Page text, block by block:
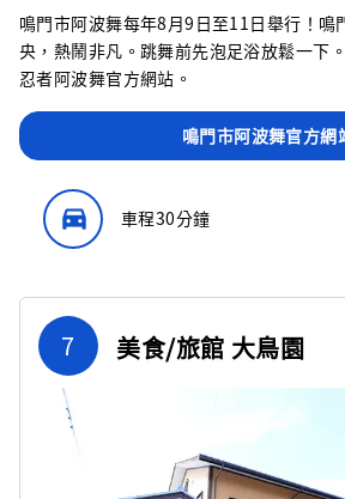
鳴門市阿波舞每年8月9日至11日舉行！鳴
央，熱鬧非凡。跳舞前先泡足浴放鬆一下
忍者阿波舞官方網站。
鳴門市阿波舞官方網
directions_car_filled 車程30分鐘
7 美食/旅館 大鳥園